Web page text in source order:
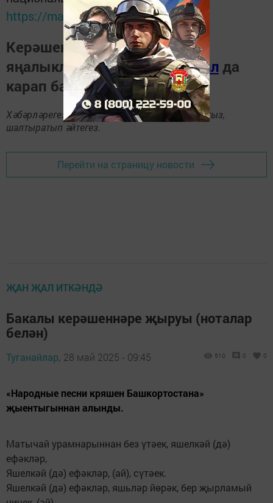
https://max.ru/tatmedia
Керәшен дөньясындагы
яңалыкларныТелеграм-канал да
карап барыгыз.
Хәбәрләрегезне89172509795номерына языгыз,
шалтыратып әйтегез.
Перейти на страницу новости
ҖАН ҖАЛ ИТКӘНДӘ
Бакалы керәшеннәре җыруы (ноталар
белән)
Туганайлар, 28 май 2025 - 09:45 510 0 0
«Народные песни кряшен Башкортостана»
җыентыгыннан алынды.
Матычай урамнарыннан без үтәек, яшелкәй (дә)
ефәкләр,
Яшелкәй (дә) ефәкләр, (ай), сүтәек.
Яшелкәй (дә) ефәкләр, яшьләр йөрәк, бер җырламый